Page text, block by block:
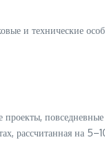
и технические
на